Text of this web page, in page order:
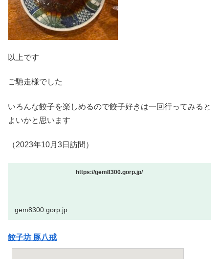
以上です
ご馳走様でした
いろんな餃子を楽しめるので餃子好きは一回行ってみると
よいかと思います
（2023年10月3日訪問）
https://gem8300.gorp.jp/
gem8300.gorp.jp
餃子坊 豚八戒